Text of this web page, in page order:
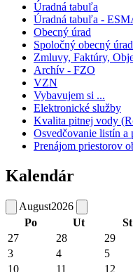
Úradná tabuľa
Úradná tabuľa -
Obecný úrad
Spoločný obecný úrad
Zmluvy, Faktúry,
Archív - FZO
VZN
Vybavujem si ...
Elektronické služby
Kvalita pitnej vody
Osvedčovanie listín a
Prenájom priestorov
Kalendár
August2026
Po
Ut St
27
28 29
3
4 5
10
11 12